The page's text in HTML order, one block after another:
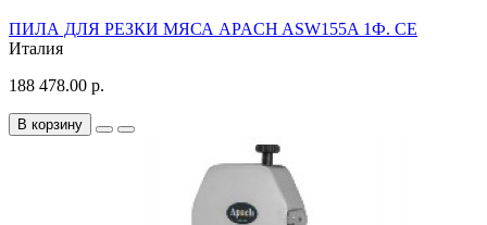
ПИЛА ДЛЯ РЕЗКИ МЯСА APACH ASW155A 1Ф. CE
Италия
188 478.00 р.
В корзину